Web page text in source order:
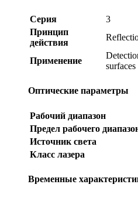
Серия
3
Принцип
действия
Применение
surfaces
Оптические параметры
Рабочий диапазон
Предел рабочего
Источник света
Класс лазера
Временные